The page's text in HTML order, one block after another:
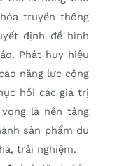
truyền thống
định để hình
Phát huy hiệu
năng lực cộng
hồi các giá trị
là nền tảng
sản phẩm du
trải nghiệm.